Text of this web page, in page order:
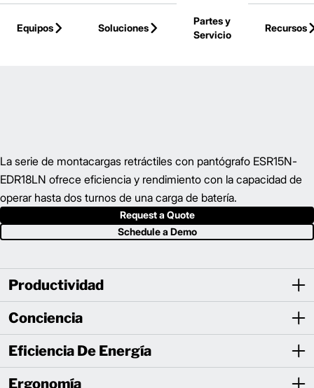
Equipos
Soluciones
Partes y
Servicio
Recursos
La serie de montacargas retráctiles con pantógrafo ESR15N-
EDR18LN ofrece eficiencia y rendimiento con la capacidad de
operar hasta dos turnos de una carga de batería.
Request a Quote
Schedule a Demo
Productividad
Conciencia
Eficiencia De Energía
Ergonomía